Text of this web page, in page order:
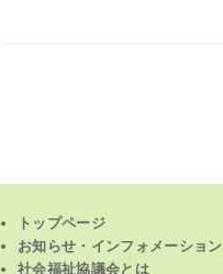
トップページ
お知らせ・インフォメーション
社会福祉協議会とは